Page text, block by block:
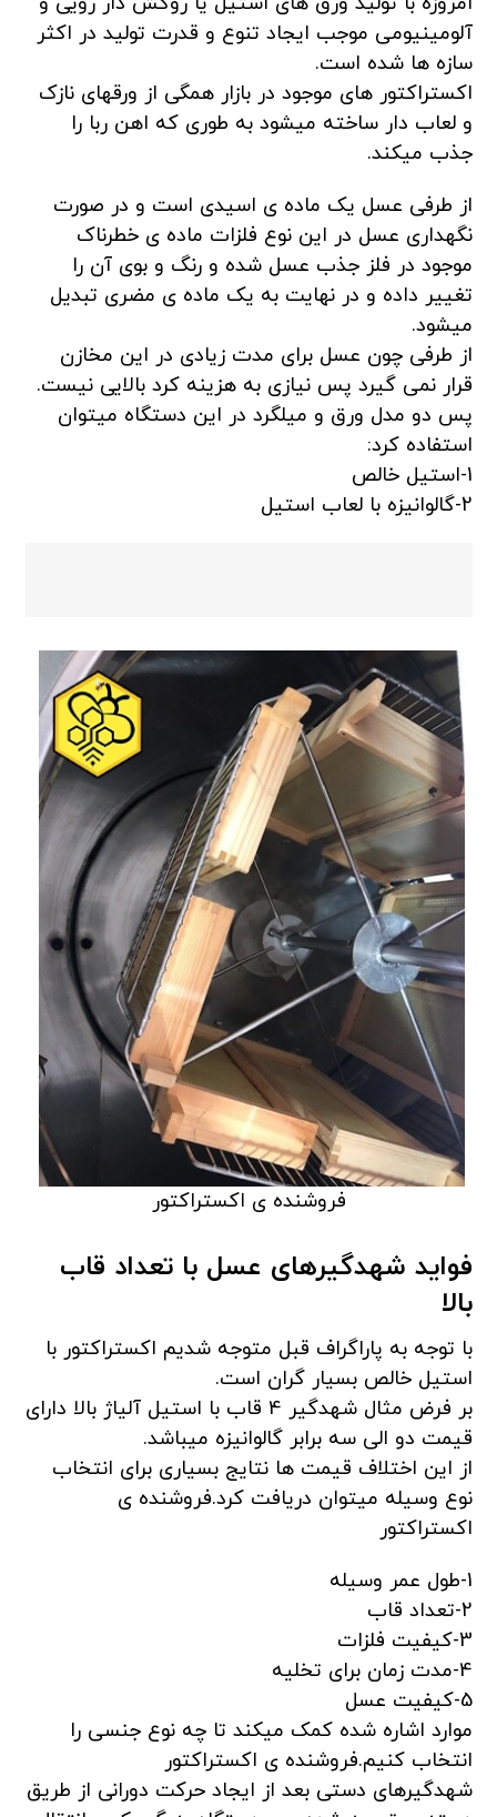
آلومینیومی موجب ایجاد تنوع و قدرت تولید در اکثر
سازه ها شده است.
اکستراکتور های موجود در بازار همگی از ورقهای نازک
و لعاب دار ساخته میشود به طوری که اهن ربا را
جذب میکند.
از طرفی عسل یک ماده ی اسیدی است و در صورت
نگهداری عسل در این نوع فلزات ماده ی خطرناک
موجود در فلز جذب عسل شده و رنگ و بوی آن را
تغییر داده و در نهایت به یک ماده ی مضری تبدیل
میشود.
از طرفی چون عسل برای مدت زیادی در این مخازن
قرار نمی گیرد پس نیازی به هزینه کرد بالایی نیست.
پس دو مدل ورق و میلگرد در این دستگاه میتوان
استفاده کرد:
1-استیل خالص
2-گالوانیزه با لعاب استیل
فروشنده ی اکستراکتور
فواید شهدگیرهای عسل با تعداد قاب
بالا
با توجه به پاراگراف قبل متوجه شدیم اکستراکتور با
استیل خالص بسیار گران است.
بر فرض مثال شهدگیر 4 قاب با استیل آلیاژ بالا دارای
قیمت دو الی سه برابر گالوانیزه میباشد.
از این اختلاف قیمت ها نتایج بسیاری برای انتخاب
نوع وسیله میتوان دریافت کرد.فروشنده ی
اکستراکتور
1-طول عمر وسیله
2-تعداد قاب
3-کیفیت فلزات
4-مدت زمان برای تخلیه
5-کیفیت عسل
موارد اشاره شده کمک میکند تا چه نوع جنسی را
انتخاب کنیم.فروشنده ی اکستراکتور
شهدگیرهای دستی بعد از ایجاد حرکت دورانی از طریق